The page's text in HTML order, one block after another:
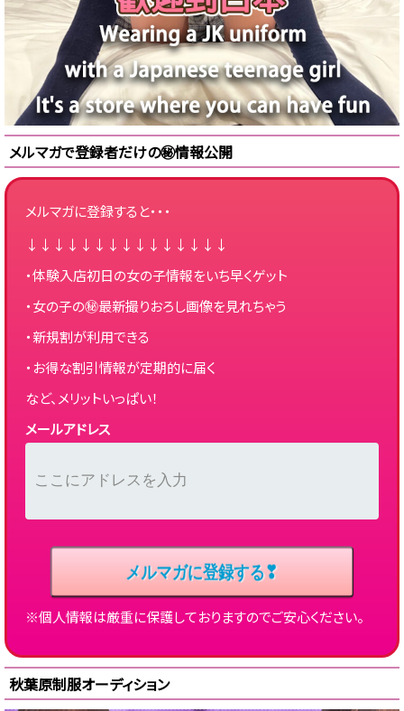
メルマガで登録者だけの㊙情報公開
メルマガに登録すると・・・
↓↓↓↓↓↓↓↓↓↓↓↓↓↓↓
・体験入店初日の女の子情報をいち早くゲット
・女の子の㊙最新撮りおろし画像を見れちゃう
・新規割が利用できる
・お得な割引情報が定期的に届く
など、メリットいっぱい！
メールアドレス
※個人情報は厳重に保護しておりますのでご安心ください。
秋葉原制服オーディション